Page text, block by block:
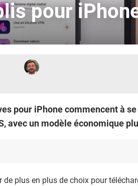
pour
pour iPhone commencent à
avec un modèle économique
plus en plus de choix pour